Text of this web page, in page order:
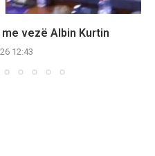
vezë Albin Kurtin
12:43